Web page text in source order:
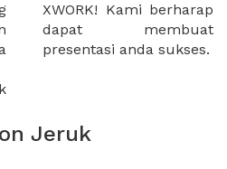
presentasi anda sukses.
Jeruk